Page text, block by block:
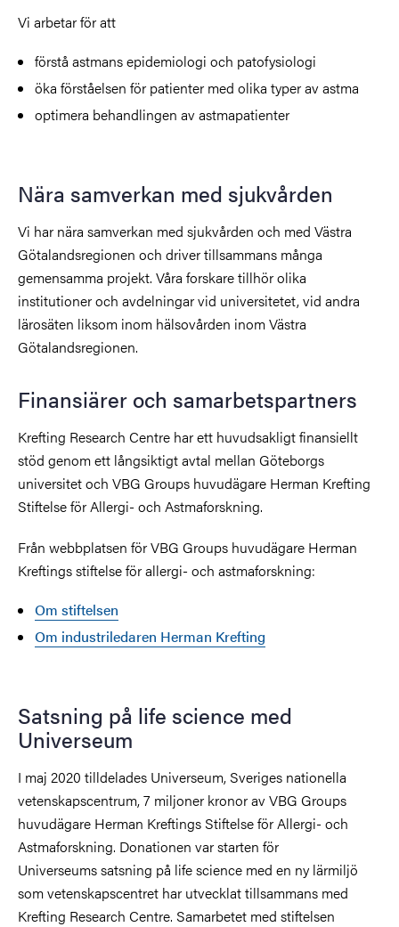
Vi arbetar för att
förstå astmans epidemiologi och patofysiologi
öka förståelsen för patienter med olika typer av astma
optimera behandlingen av astmapatienter
Nära samverkan med sjukvården
Vi har nära samverkan med sjukvården och med Västra
Götalandsregionen och driver tillsammans många
gemensamma projekt. Våra forskare tillhör olika
institutioner och avdelningar vid universitetet, vid andra
lärosäten liksom inom hälsovården inom Västra
Götalandsregionen.
Finansiärer och samarbetspartners
Krefting Research Centre har ett huvudsakligt finansiellt
stöd genom ett långsiktigt avtal mellan Göteborgs
universitet och VBG Groups huvudägare Herman Krefting
Stiftelse för Allergi- och Astmaforskning.
Från webbplatsen för VBG Groups huvudägare Herman
Kreftings stiftelse för allergi- och astmaforskning:
Om stiftelsen
Om industriledaren Herman Krefting
Satsning på life science med
Universeum
I maj 2020 tilldelades Universeum, Sveriges nationella
vetenskapscentrum, 7 miljoner kronor av VBG Groups
huvudägare Herman Kreftings Stiftelse för Allergi- och
Astmaforskning. Donationen var starten för
Universeums satsning på life science med en ny lärmiljö
som vetenskapscentret har utvecklat tillsammans med
Krefting Research Centre. Samarbetet med stiftelsen